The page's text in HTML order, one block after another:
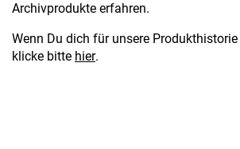
Archivprodukte erfahren.
Wenn Du dich für unsere
klicke bitte hier.